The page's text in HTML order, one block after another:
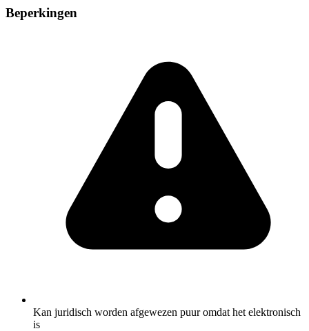
Beperkingen
Kan juridisch worden afgewezen puur omdat het elektronisch
is